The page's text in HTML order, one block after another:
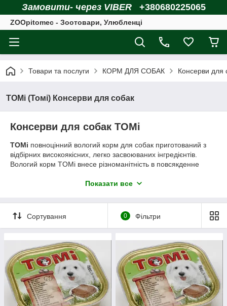
Замовити- через VIBER +380680225065
ZOOpitomec - Зоотовари, Улюбленці
Товари та послуги КОРМ ДЛЯ СОБАК Консерви для
TOMi (Томі) Консерви для собак
Консерви для собак TOMi
TOMi повноцінний вологий корм для собак приготований з
відбірних високоякісних, легко засвоюваних інгредієнтів.
Вологий корм TOMi внесе різноманітність в повсякденне
поживними речовинами, вітамінами та мінералами.
Показати все
Сортування 0 Фільтри